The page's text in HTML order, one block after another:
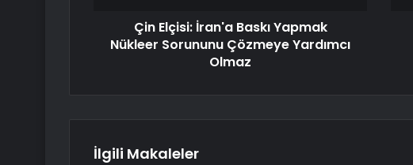
Çin Elçisi: İran'a Baskı Yapmak
Nükleer Sorununu Çözmeye Yardımcı
Olmaz
İlgili Makaleler